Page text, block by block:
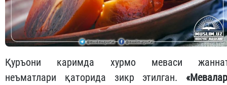
Қуръони каримда хурмо меваси
неъматлари қаторида зикр этилган.